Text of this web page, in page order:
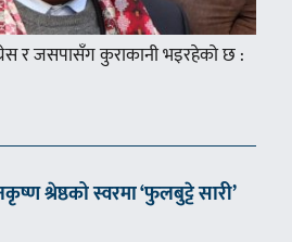
र जसपासँग कुराकानी भइरहेको छ :
श्रेष्ठको स्वरमा ‘फुलबुट्टे सारी’